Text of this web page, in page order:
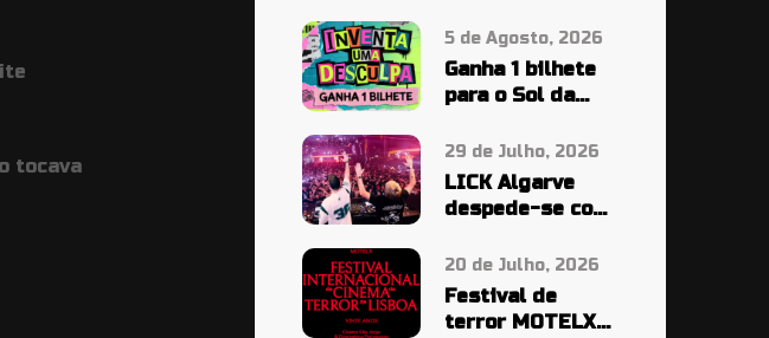
aumentar
tocava
5 de Agosto, 2026
Ganha 1 bilhete
para o Sol da
PALA…
29 de Julho, 2026
LICK Algarve
despede-se com
grande
20 de Julho, 2026
Festival de
terror MOTELX